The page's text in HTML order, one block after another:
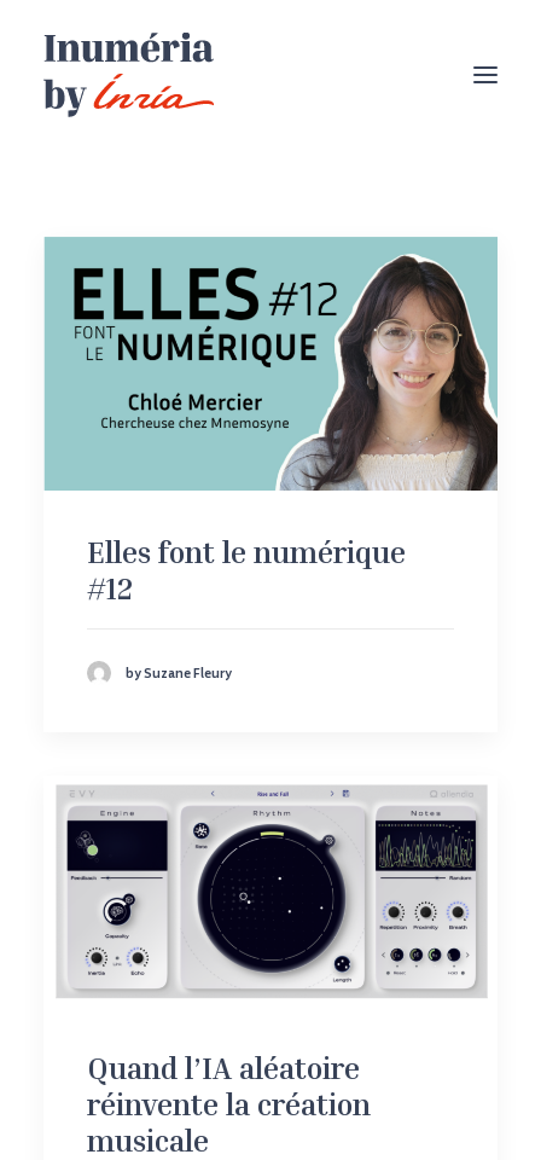
Elles font le numérique
#12
by Suzane Fleury
Quand l’IA aléatoire
réinvente la création
musicale